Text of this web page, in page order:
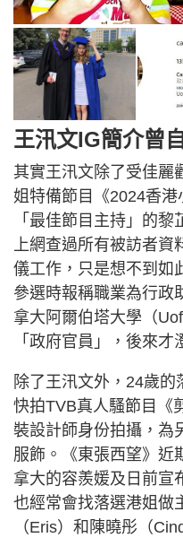
王汛文IG簡介曾
其實王汛文除了受佳麗
姐特備節目《2024香
「最佳節目主持」的
上網查過所有被訪者資
儀工作，只是想不到如
參選時報稱職業為行政
拿大阿爾伯塔大學（
「政府官員」，後來才
除了王汛文外，24歲
快拍TVB真人騷節目《
裝設計師身份拍攝，為
服飾。《東張西望》近
拿大的容羨媛及日前宣
也經常會找落選港姐做
（Eris）和陳曉彤（